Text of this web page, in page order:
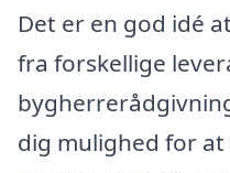
Det er en god idé
fra forskellige
dig mulighed for